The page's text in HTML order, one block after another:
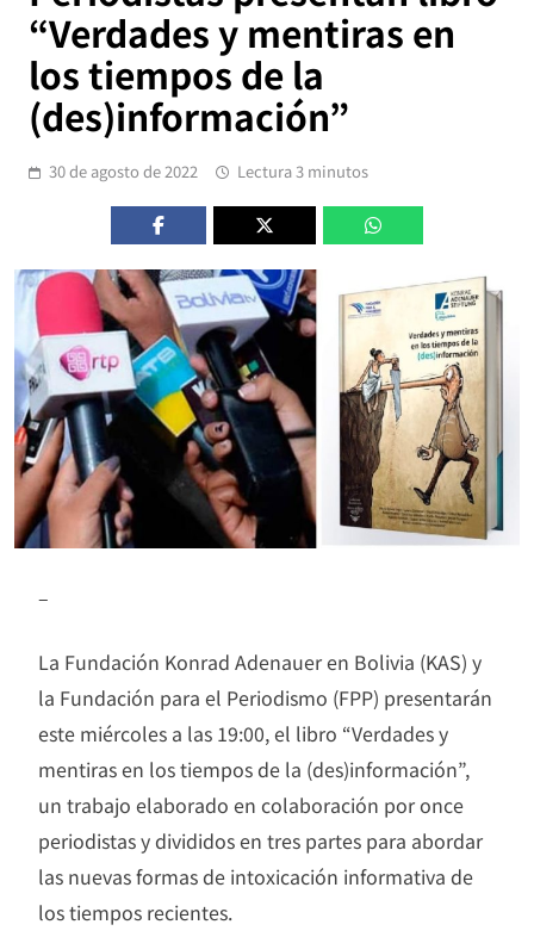
“Verdades y mentiras en
los tiempos de la
(des)información”
30 de agosto de 2022 Lectura 3 minutos
–
La Fundación Konrad Adenauer en Bolivia (KAS) y
la Fundación para el Periodismo (FPP) presentarán
este miércoles a las 19:00, el libro “Verdades y
mentiras en los tiempos de la (des)información”,
un trabajo elaborado en colaboración por once
periodistas y divididos en tres partes para abordar
las nuevas formas de intoxicación informativa de
los tiempos recientes.